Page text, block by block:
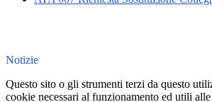
Notizie
Questo sito o gli strumenti terzi da questo
cookie necessari al funzionamento ed utili